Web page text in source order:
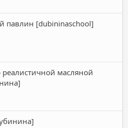
павлин [dubininaschool]
реалистичной масляной